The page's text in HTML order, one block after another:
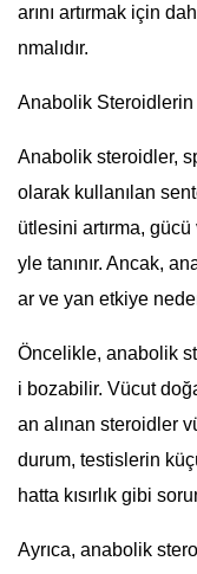
arını artırmak için
nmalıdır.
Anabolik Steroidlerin
Anabolik steroidler,
olarak kullanılan
ütlesini artırma, gücü
yle tanınır. Ancak,
ar ve yan etkiye
Öncelikle, anabolik
i bozabilir. Vücut
an alınan steroidler
durum, testislerin
hatta kısırlık gibi
Ayrıca, anabolik